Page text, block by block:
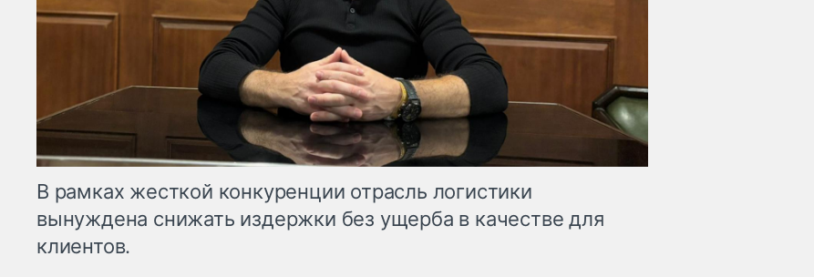
В рамках жесткой конкуренции отрасль логистики
вынуждена снижать издержки без ущерба в качестве для
клиентов.